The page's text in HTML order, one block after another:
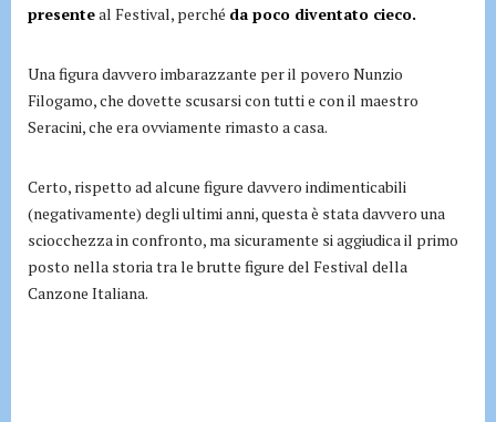
presenteal Festival, perché da poco diventato cieco.
Una figura davvero imbarazzante per il povero Nunzio
Filogamo, che dovette scusarsi con tutti e con il maestro
Seracini, che era ovviamente rimasto a casa.
Certo, rispetto ad alcune figure davvero indimenticabili
(negativamente) degli ultimi anni, questa è stata davvero una
sciocchezza in confronto, ma sicuramente si aggiudica il primo
posto nella storia tra le brutte figure del Festival della
Canzone Italiana.